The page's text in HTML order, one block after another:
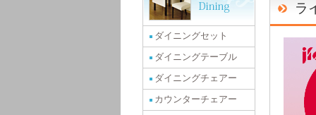
ダイニングセット
ダイニングテーブル
ダイニングチェアー
カウンターチェアー
ラ